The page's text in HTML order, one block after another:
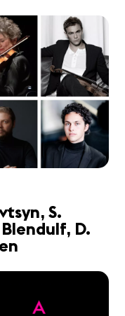
S.
D.